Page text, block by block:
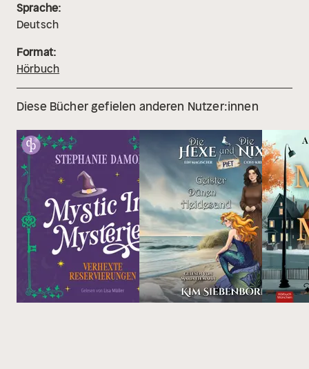
Sprache:
Deutsch
Format:
Hörbuch
Diese Bücher gefielen anderen Nutzer:innen